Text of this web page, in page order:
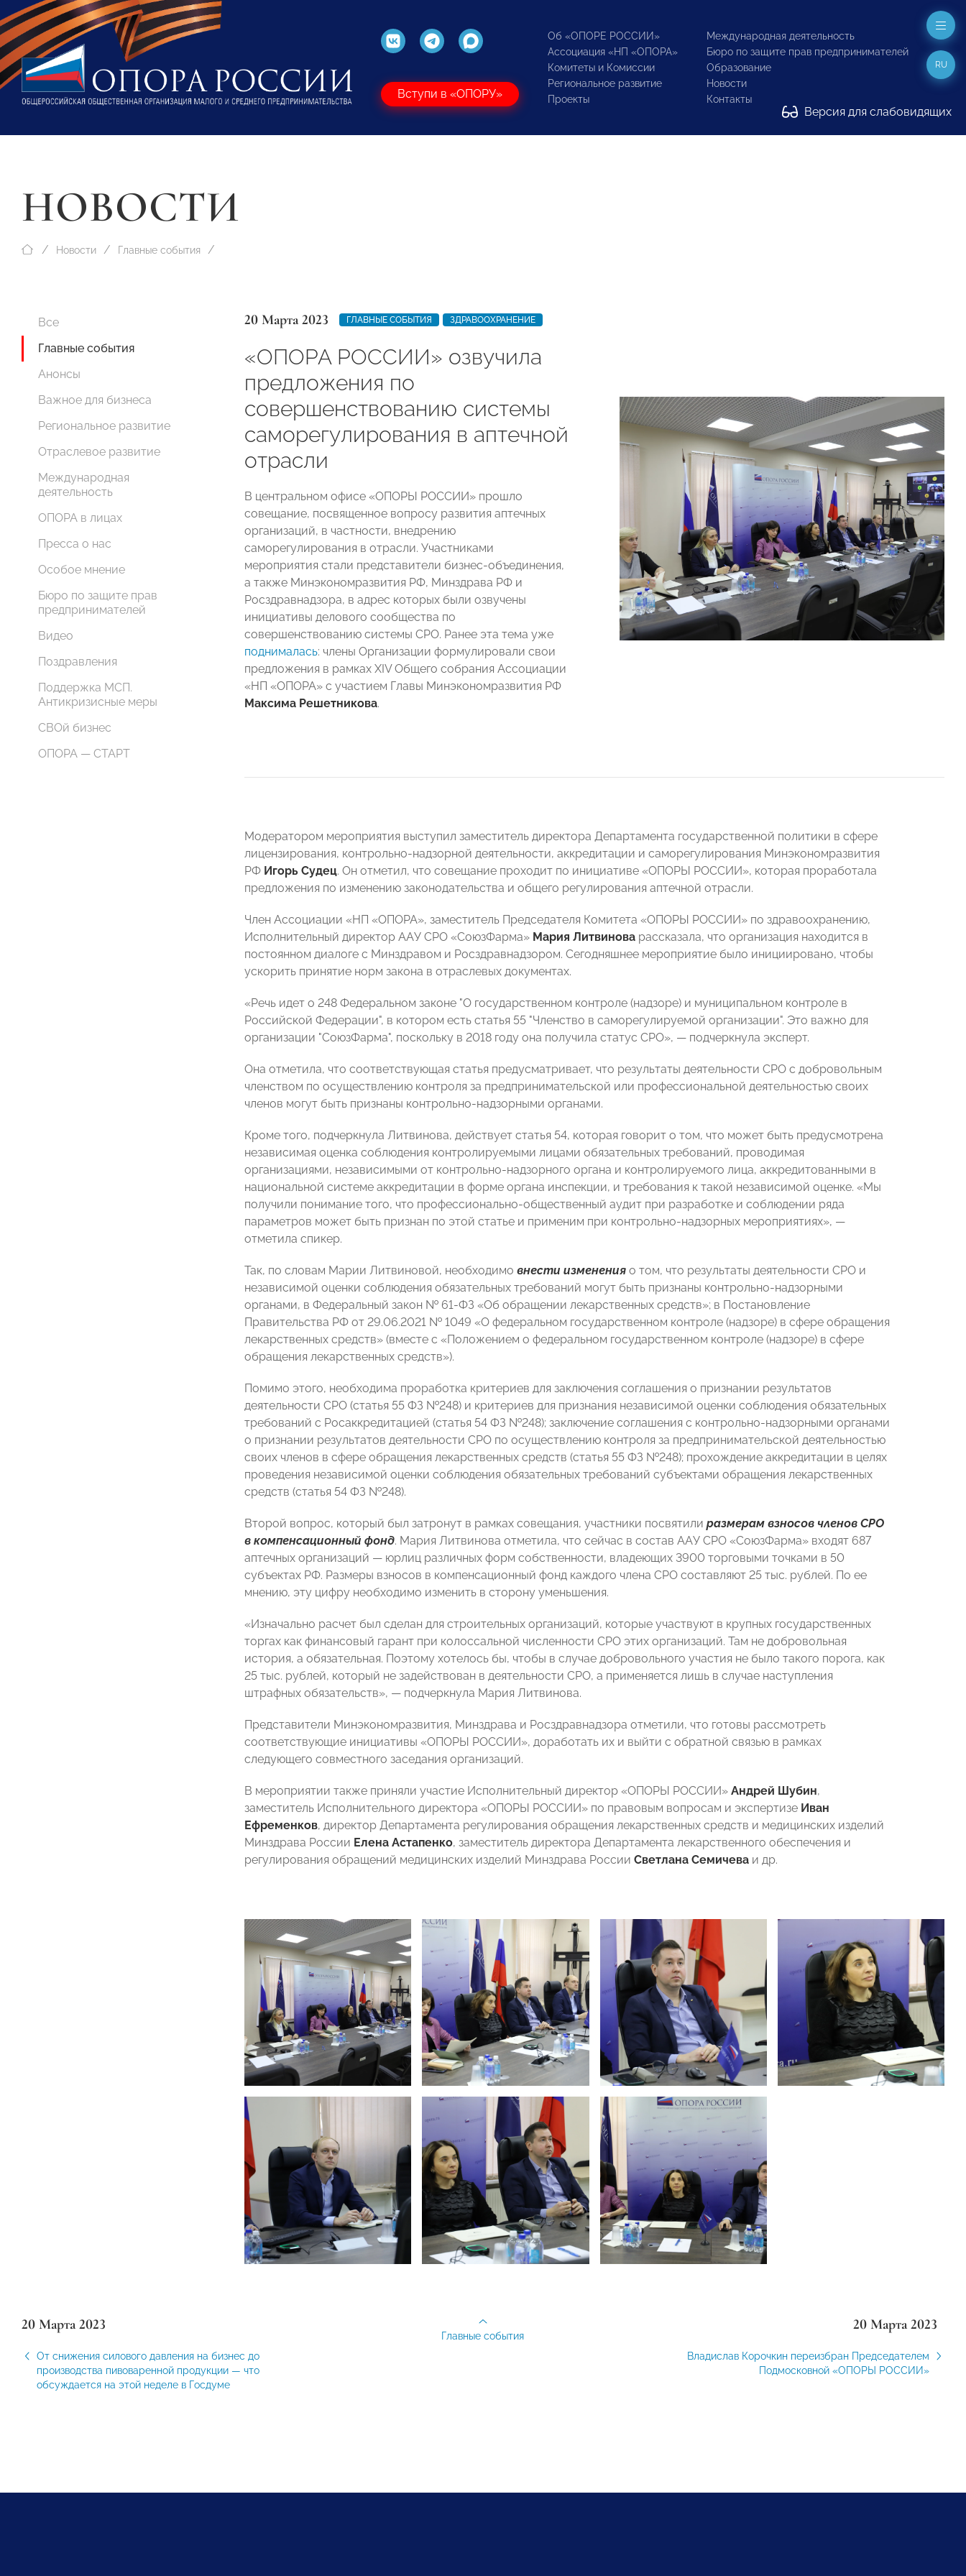
Вступи в «ОПОРУ»
Об «ОПОРЕ РОССИИ»
Ассоциация «НП «ОПОРА»
Комитеты и Комиссии
Региональное развитие
Проекты
Международная деятельность
Бюро по защите прав предпринимателей
Образование
Новости
Контакты
Версия для слабовидящих
RU
НОВОСТИ
Новости Главные события
Все
Главные события
Анонсы
Важное для бизнеса
Региональное развитие
Отраслевое развитие
Международная
деятельность
ОПОРА в лицах
Пресса о нас
Особое мнение
Бюро по защите прав
предпринимателей
Видео
Поздравления
Поддержка МСП.
Антикризисные меры
СВОй бизнес
ОПОРА — СТАРТ
20 Марта 2023 ГЛАВНЫЕ СОБЫТИЯ ЗДРАВООХРАНЕНИЕ
«ОПОРА РОССИИ» озвучила
предложения по
совершенствованию системы
саморегулирования в аптечной
отрасли
В центральном офисе «ОПОРЫ РОССИИ» прошло
совещание, посвященное вопросу развития аптечных
организаций, в частности, внедрению
саморегулирования в отрасли. Участниками
мероприятия стали представители бизнес-объединения,
а также Минэкономразвития РФ, Минздрава РФ и
Росздравнадзора, в адрес которых были озвучены
инициативы делового сообщества по
совершенствованию системы СРО. Ранее эта тема уже
поднималась: члены Организации формулировали свои
предложения в рамках XIV Общего собрания Ассоциации
«НП «ОПОРА» с участием Главы Минэкономразвития РФ
Максима Решетникова.
Модератором мероприятия выступил заместитель директора Департамента государственной политики в сфере
лицензирования, контрольно-надзорной деятельности, аккредитации и саморегулирования Минэкономразвития
РФ Игорь Судец. Он отметил, что совещание проходит по инициативе «ОПОРЫ РОССИИ», которая проработала
предложения по изменению законодательства и общего регулирования аптечной отрасли.
Член Ассоциации «НП «ОПОРА», заместитель Председателя Комитета «ОПОРЫ РОССИИ» по здравоохранению,
Исполнительный директор ААУ СРО «СоюзФарма» Мария Литвинова рассказала, что организация находится в
постоянном диалоге с Минздравом и Росздравнадзором. Сегодняшнее мероприятие было инициировано, чтобы
ускорить принятие норм закона в отраслевых документах.
«Речь идет о 248 Федеральном законе "О государственном контроле (надзоре) и муниципальном контроле в
Российской Федерации", в котором есть статья 55 "Членство в саморегулируемой организации". Это важно для
организации "СоюзФарма", поскольку в 2018 году она получила статус СРО», — подчеркнула эксперт.
Она отметила, что соответствующая статья предусматривает, что результаты деятельности СРО с добровольным
членством по осуществлению контроля за предпринимательской или профессиональной деятельностью своих
членов могут быть признаны контрольно-надзорными органами.
Кроме того, подчеркнула Литвинова, действует статья 54, которая говорит о том, что может быть предусмотрена
независимая оценка соблюдения контролируемыми лицами обязательных требований, проводимая
организациями, независимыми от контрольно-надзорного органа и контролируемого лица, аккредитованными в
национальной системе аккредитации в форме органа инспекции, и требования к такой независимой оценке. «Мы
получили понимание того, что профессионально-общественный аудит при разработке и соблюдении ряда
параметров может быть признан по этой статье и применим при контрольно-надзорных мероприятиях», —
отметила спикер.
Так, по словам Марии Литвиновой, необходимо внести изменения о том, что результаты деятельности СРО и
независимой оценки соблюдения обязательных требований могут быть признаны контрольно-надзорными
органами, в Федеральный закон № 61-ФЗ ‎«Об обращении лекарственных средств»; в Постановление
Правительства РФ от 29.06.2021 № 1049 «О федеральном государственном контроле (надзоре) в сфере обращения
лекарственных средств» (вместе с «Положением о федеральном государственном контроле (надзоре) в сфере
обращения лекарственных средств»).
Помимо этого, необходима проработка критериев для заключения соглашения о признании результатов
деятельности СРО (статья 55 ФЗ №248) и критериев для признания независимой оценки соблюдения обязательных
требований с Росаккредитацией (статья 54 ФЗ №248); заключение соглашения с контрольно-надзорными органами
о признании результатов деятельности СРО по осуществлению контроля за предпринимательской деятельностью
своих членов в сфере обращения лекарственных средств (статья 55 ФЗ №248); прохождение аккредитации в целях
проведения независимой оценки соблюдения обязательных требований субъектами обращения лекарственных
средств (статья 54 ФЗ №248).
Второй вопрос, который был затронут в рамках совещания, участники посвятили размерам взносов членов СРО
в компенсационный фонд. Мария Литвинова отметила, что сейчас в состав ААУ СРО «СоюзФарма» входят 687
аптечных организаций — юрлиц различных форм собственности, владеющих 3900 торговыми точками в 50
субъектах РФ. Размеры взносов в компенсационный фонд каждого члена СРО составляют 25 тыс. рублей. По ее
мнению, эту цифру необходимо изменить в сторону уменьшения.
«Изначально расчет был сделан для строительных организаций, которые участвуют в крупных государственных
торгах как финансовый гарант при колоссальной численности СРО этих организаций. Там не добровольная
история, а обязательная. Поэтому хотелось бы, чтобы в случае добровольного участия не было такого порога, как
25 тыс. рублей, который не задействован в деятельности СРО, а применяется лишь в случае наступления
штрафных обязательств», — подчеркнула Мария Литвинова.
Представители Минэкономразвития, Минздрава и Росздравнадзора отметили, что готовы рассмотреть
соответствующие инициативы «ОПОРЫ РОССИИ», доработать их и выйти с обратной связью в рамках
следующего совместного заседания организаций.
В мероприятии также приняли участие Исполнительный директор «ОПОРЫ РОССИИ» Андрей Шубин,
заместитель Исполнительного директора «ОПОРЫ РОССИИ» по правовым вопросам и экспертизе Иван
Ефременков, директор Департамента регулирования обращения лекарственных средств и медицинских изделий
Минздрава России Елена Астапенко, заместитель директора Департамента лекарственного обеспечения и
регулирования обращений медицинских изделий Минздрава России Светлана Семичева и др.
20 Марта 2023
От снижения силового давления на бизнес до
производства пивоваренной продукции — что
обсуждается на этой неделе в Госдуме
20 Марта 2023
Владислав Корочкин переизбран Председателем
Подмосковной «ОПОРЫ РОССИИ»
Главные события